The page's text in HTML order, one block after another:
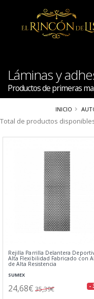
Láminas y
Productos de primeras
INICIO
Total de productos
Rejilla Parrilla Delantera
Alta Flexibilidad Fabricado con
de Alta Resistencia
SUMEX
24,68€ 35,39€ -